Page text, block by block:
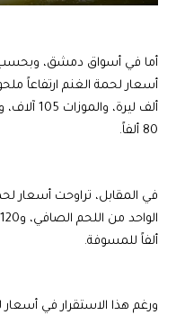
80 ألفاً.
ألفاً للمسوفة.
ورغم هذا الاستقرار في